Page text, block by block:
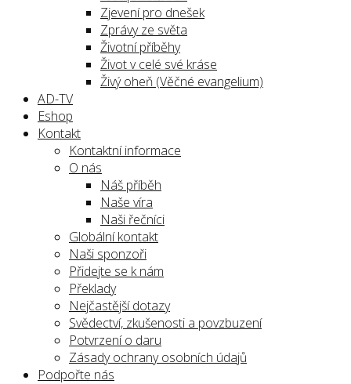
Zjevení pro dnešek
Zprávy ze světa
Životní příběhy
Život v celé své kráse
Živý oheň (Věčné evangelium)
AD-TV
Eshop
Kontakt
Kontaktní informace
O nás
Náš příběh
Naše víra
Naši řečníci
Globální kontakt
Naši sponzoři
Přidejte se k nám
Překlady
Nejčastější dotazy
Svědectví, zkušenosti a povzbuzení
Potvrzení o daru
Zásady ochrany osobních údajů
Podpořte nás